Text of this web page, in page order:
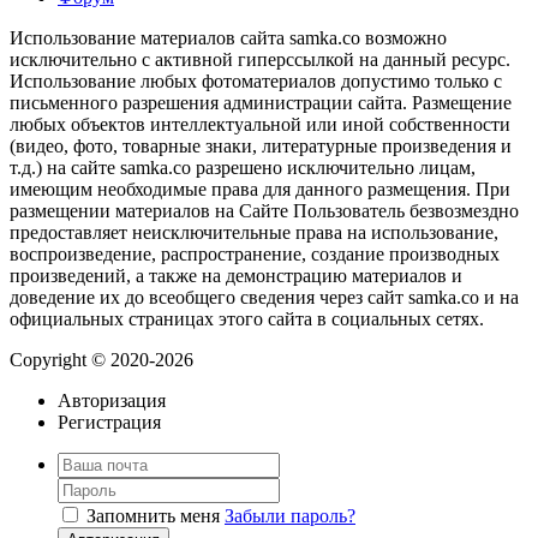
Использование материалов сайта samka.co возможно
исключительно с активной гиперссылкой на данный ресурс.
Использование любых фотоматериалов допустимо только с
письменного разрешения администрации сайта. Размещение
любых объектов интеллектуальной или иной собственности
(видео, фото, товарные знаки, литературные произведения и
т.д.) на сайте samka.co разрешено исключительно лицам,
имеющим необходимые права для данного размещения. При
размещении материалов на Сайте Пользователь безвозмездно
предоставляет неисключительные права на использование,
воспроизведение, распространение, создание производных
произведений, а также на демонстрацию материалов и
доведение их до всеобщего сведения через сайт samka.co и на
официальных страницах этого сайта в социальных сетях.
Copyright © 2020-2026
Авторизация
Регистрация
Запомнить меня Забыли пароль?